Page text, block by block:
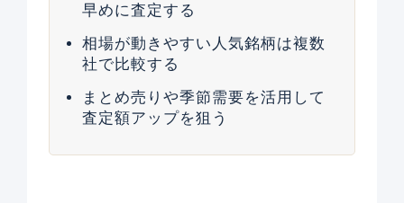
早めに査定する
相場が動きやすい人気銘柄は複数
社で比較する
まとめ売りや季節需要を活用して
査定額アップを狙う